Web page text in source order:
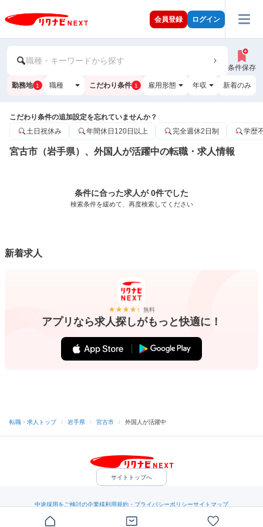
会員登録 ログイン
職種・キーワードから探す
条件保存
勤務地 1 職種 こだわり条件 1 雇用形態 年収 新着のみ
こだわり条件の追加設定を忘れていませんか？
土日祝休み
年間休日120日以上 完全週休2日制 学歴
宮古市（岩手県）、外国人が活躍中の転職・求人情報
条件に合った求人が 0件でした
検索条件を緩めて、再度検索してください
新着求人
無料
アプリなら求人探しがもっと快適に！
転職・求人トップ / 岩手県 / 宮古市 / 外国人が活躍中
サイトトップへ
中途採用をご検討の企業様利用規約・プライバシーポリシーサイトマップ
（C）Indeed Inc.